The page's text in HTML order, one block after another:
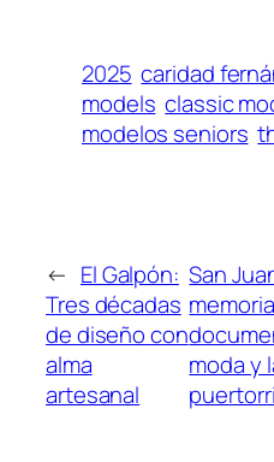
2025 caridad
models classic
modelos seniors
← El Galpón:
Tres décadas
de diseño con
alma
artesanal
San
moda y